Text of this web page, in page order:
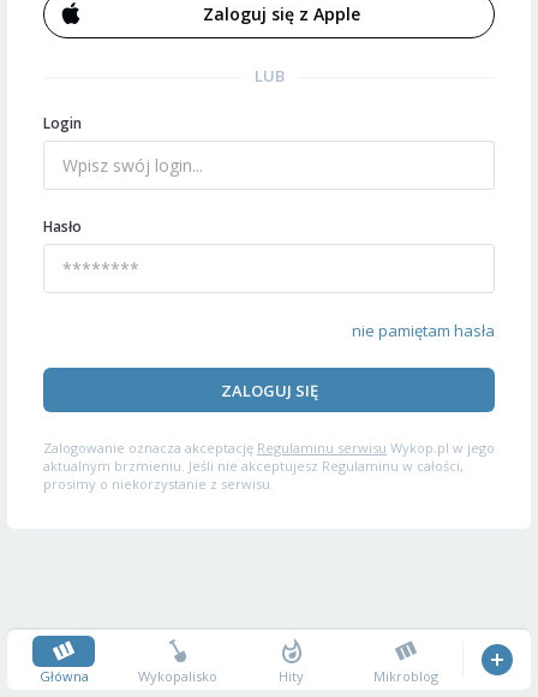
Zaloguj się z Apple
LUB
Login
Hasło
nie pamiętam hasła
ZALOGUJ SIĘ
Zalogowanie oznacza akceptację Regulaminu serwisu Wykop.pl w jego
aktualnym brzmieniu. Jeśli nie akceptujesz Regulaminu w całości,
prosimy o niekorzystanie z serwisu.
Główna Wykopalisko Hity Mikroblog